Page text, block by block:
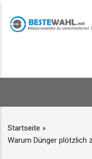
zum
Inhalt
Startseite »
Warum Dünger plötzlich